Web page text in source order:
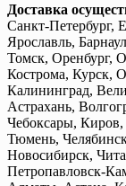
Доставка
Санкт-Петербург,
Ярославль,
Томск, Оренбург,
Кострома, Курск,
Калининград,
Астрахань,
Чебоксары, Киров,
Тюмень,
Новосибирск,
Петропавловск-